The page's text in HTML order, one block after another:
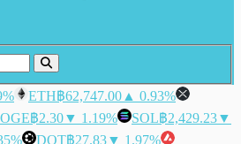
ETH฿62,747.00 ▲ 0.93%
฿2.30▼ 1.19% SOL฿2,429.23▼
DOT฿27.83▼ 1.97%